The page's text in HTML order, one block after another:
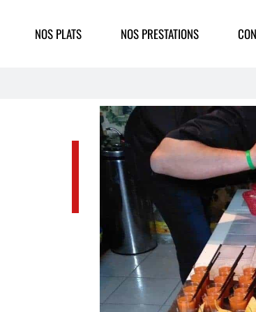
NOS PLATS NOS PRESTATIONS